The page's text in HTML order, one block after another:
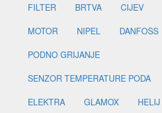
FILTER
BRTVA CIJEV
MOTOR
NIPEL
DANFOSS
PODNO GRIJANJE
SENZOR TEMPERATURE PODA
ELEKTRA
GLAMOX HELIJ